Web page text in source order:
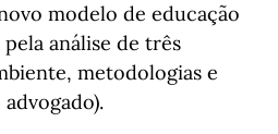
modelo de educação
pela análise de três
metodologias e